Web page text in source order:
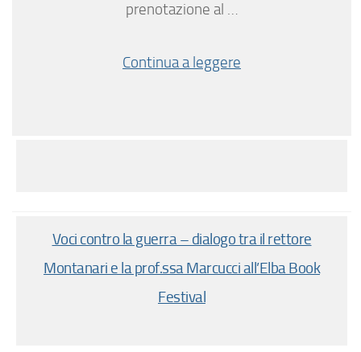
prenotazione al …
Continua a leggere
Voci contro la guerra – dialogo tra il rettore
Montanari e la prof.ssa Marcucci all’Elba Book
Festival